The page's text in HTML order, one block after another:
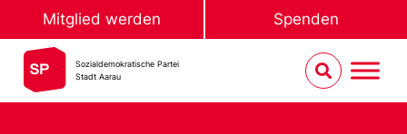
Mitglied werden Spenden
Sozialdemokratische Partei
Stadt Aarau